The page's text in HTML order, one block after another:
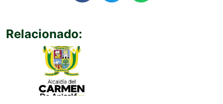
Relacionado: